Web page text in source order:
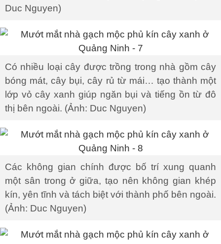
Duc Nguyen)
Có nhiều loại cây được trồng trong nhà gồm cây
bóng mát, cây bụi, cây rủ từ mái… tạo thành một
lớp vỏ cây xanh giúp ngăn bụi và tiếng ồn từ đô
thị bên ngoài. (Ảnh: Duc Nguyen)
Các không gian chính được bố trí xung quanh
một sân trong ở giữa, tạo nên không gian khép
kín, yên tĩnh và tách biệt với thành phố bên ngoài.
(Ảnh: Duc Nguyen)